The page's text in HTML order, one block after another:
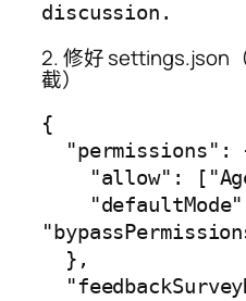
discussion.
2. 修好 settings.json
截）
{